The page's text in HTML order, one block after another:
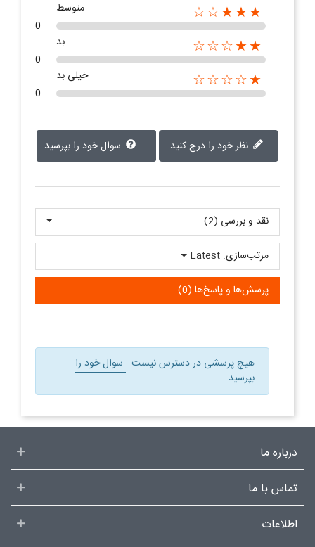
★★★☆☆
متوسط
0
★★☆☆☆
بد
0
★☆☆☆☆
خیلی بد
0
سوال خود را بپرسید
نقد و بررسی‌‌ (2)
پرسش‌ها و پاسخ‌ها (0)
مرتب‌سازی: Latest
هیچ پرسشی در دسترس نیست سوال خود را
بپرسید
درباره ما
تماس با ما
اطلاعات